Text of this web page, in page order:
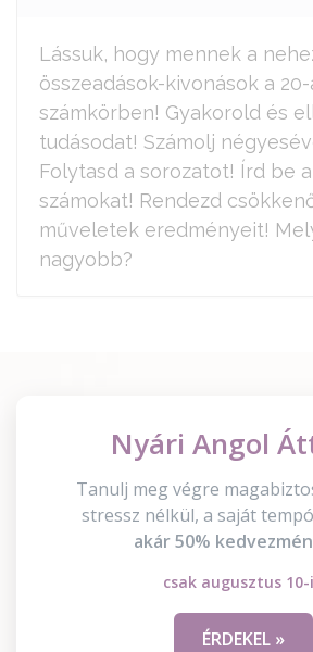
Lássuk, hogy mennek a
összeadások-kivonások a 20-
számkörben! Gyakorold és
tudásodat! Számolj
Folytasd a sorozatot! Írd be
számokat! Rendezd
műveletek eredményeit!
nagyobb?
Nyári Angol
Tanulj meg végre
stressz nélkül, a saját
akár 50%
csak augusztus
ÉRDEKEL »